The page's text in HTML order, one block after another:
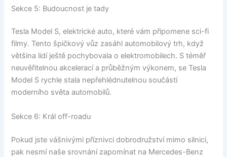
Sekce 5: Budoucnost je tady
Tesla Model S, elektrické auto, které vám připomene sci-fi
filmy. Tento špičkový vůz zasáhl automobilový trh, když
většina lidí ještě pochybovala o elektromobilech. S téměř
neuvěřitelnou akcelerací a průběžným výkonem, se Tesla
Model S rychle stala nepřehlédnutelnou součástí
moderního světa automobilů.
Sekce 6: Král off-roadu
Pokud jste vášnivými příznivci dobrodružství mimo silnici,
pak nesmí naše srovnání zapomínat na Mercedes-Benz